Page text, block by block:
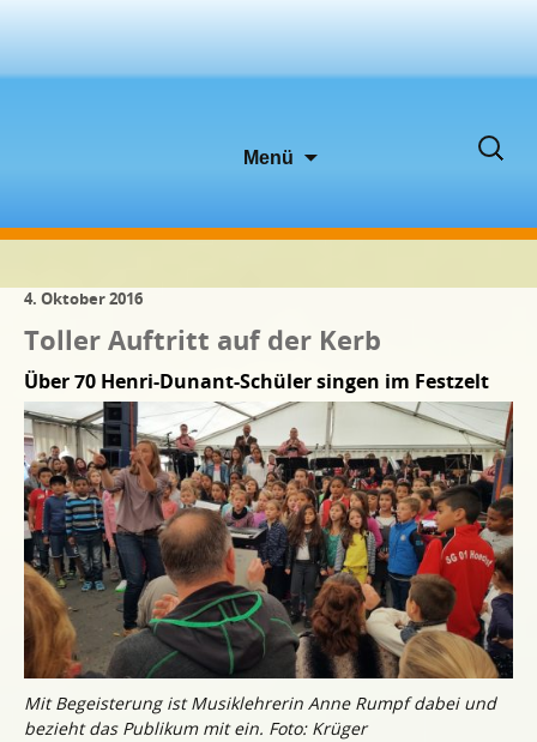
Menü
Suchen
4. Oktober 2016
Toller Auftritt auf der Kerb
Über 70 Henri-Dunant-Schüler singen im Festzelt
Mit Begeisterung ist Musiklehrerin Anne Rumpf dabei und
bezieht das Publikum mit ein. Foto: Krüger